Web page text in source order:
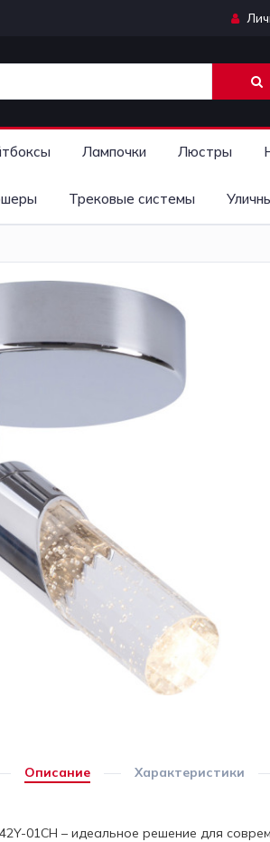
Лампочки Люстры
Трековые системы
Описание Характеристики
01CH – идеальное решение для